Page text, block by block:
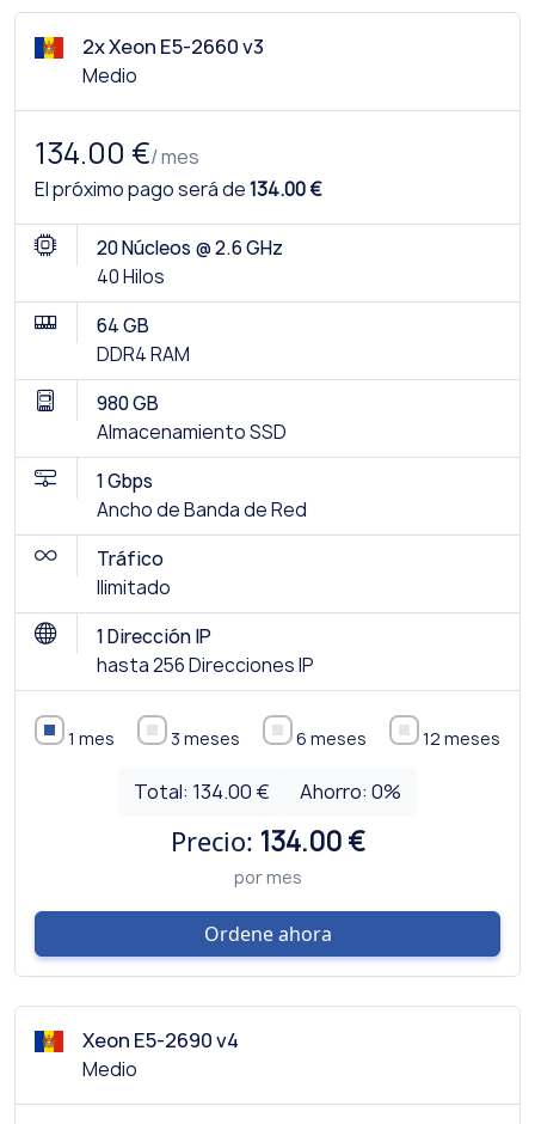
2x Xeon E5-2660 v3
Medio
134.00 €/ mes
El próximo pago será de134.00 €
20 Núcleos @ 2.6 GHz
40 Hilos
64 GB
DDR4 RAM
980 GB
Almacenamiento SSD
1 Gbps
Ancho de Banda de Red
Tráfico
Ilimitado
1 Dirección IP
hasta 256 Direcciones IP
1 mes 3 meses 6 meses 12 meses
Total: 134.00 € Ahorro:0%
Precio: 134.00 €
por mes
Ordene ahora
Xeon E5-2690 v4
Medio